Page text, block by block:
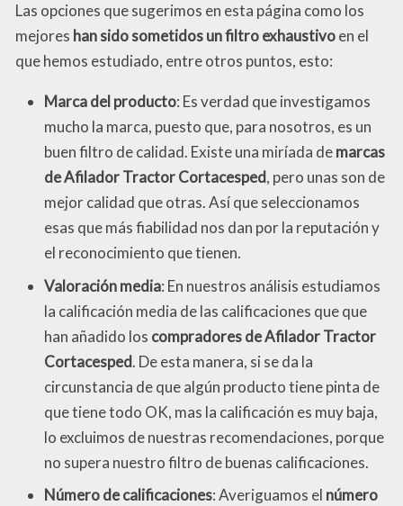
Las opciones que sugerimos en esta página como los
mejores han sido sometidos un filtro exhaustivoen el
que hemos estudiado, entre otros puntos, esto:
Marca del producto: Es verdad que investigamos
mucho la marca, puesto que, para nosotros, es un
buen filtro de calidad. Existe una miríada demarcas
de Afilador Tractor Cortacesped, pero unas son de
mejor calidad que otras. Así que seleccionamos
esas que más fiabilidad nos dan por la reputación y
el reconocimiento que tienen.
Valoración media: En nuestros análisis estudiamos
la calificación media de las calificaciones que que
han añadido los compradores de Afilador Tractor
Cortacesped. De esta manera, si se da la
circunstancia de que algún producto tiene pinta de
que tiene todo OK, mas la calificación es muy baja,
lo excluimos de nuestras recomendaciones, porque
no supera nuestro filtro de buenas calificaciones.
Número de calificaciones: Averiguamos el número